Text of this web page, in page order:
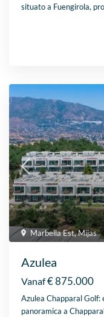
situato a Fuengirola,
Marbella Est,Mijas
Azulea
Vanaf€ 875.000
Azulea Chapparal
panoramica a